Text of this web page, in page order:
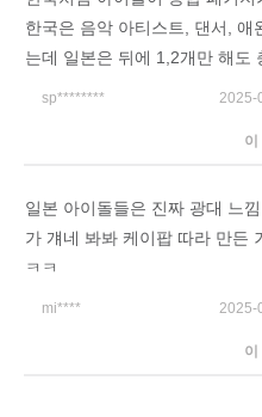
한국은 음악 아티스트, 댄서,
는데 일본은 뒤에 1,2개만 해도
sp******** 2025-
이
일본 아이돌들은 진짜 광대 느
가 걔네 봐봐 케이팝 따라 만든
ㅋㅋ
mi**** 2025-
이